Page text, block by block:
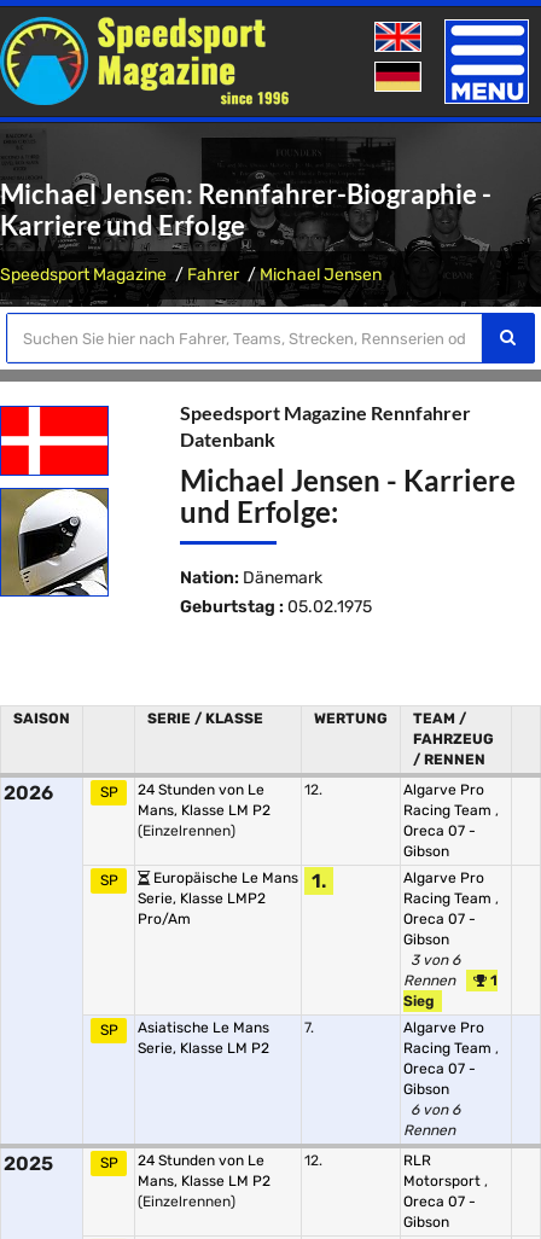
Toggle
Michael Jensen: Rennfahrer-Biographie -
Karriere und Erfolge
Speedsport Magazine Fahrer Michael Jensen
Speedsport Magazine Rennfahrer
Datenbank
Michael Jensen - Karriere
und Erfolge:
Nation: Dänemark
Geburtstag : 05.02.1975
SAISON SERIE / KLASSE WERTUNG
TEAM /
FAHRZEUG
/ RENNEN
2026 SP
24 Stunden von Le
Mans, Klasse LM P2
(Einzelrennen)
12.
Algarve Pro
Racing Team ,
Oreca 07 -
Gibson
SP
Europäische Le Mans
Serie, Klasse LMP2
Pro/Am
1.
Algarve Pro
Racing Team ,
Oreca 07 -
Gibson
3 von 6
Rennen
1
Sieg
SP
Asiatische Le Mans
Serie, Klasse LM P2
7.
Algarve Pro
Racing Team ,
Oreca 07 -
Gibson
6 von 6
Rennen
2025 SP
24 Stunden von Le
Mans, Klasse LM P2
(Einzelrennen)
12.
RLR
Motorsport ,
Oreca 07 -
Gibson